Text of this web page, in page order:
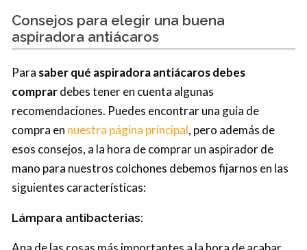
Consejos para elegir una buena
aspiradora antiácaros
Para saber qué aspiradora antiácaros debes
comprardebes tener en cuenta algunas
recomendaciones. Puedes encontrar una guia de
compra en nuestra página principal, pero además de
esos consejos, a la hora de comprar un aspirador de
mano para nuestros colchones debemos fijarnos en las
siguientes características:
Lámpara antibacterias: